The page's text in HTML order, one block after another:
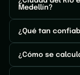
Medellín?
¿Qué tan
¿Cómo se